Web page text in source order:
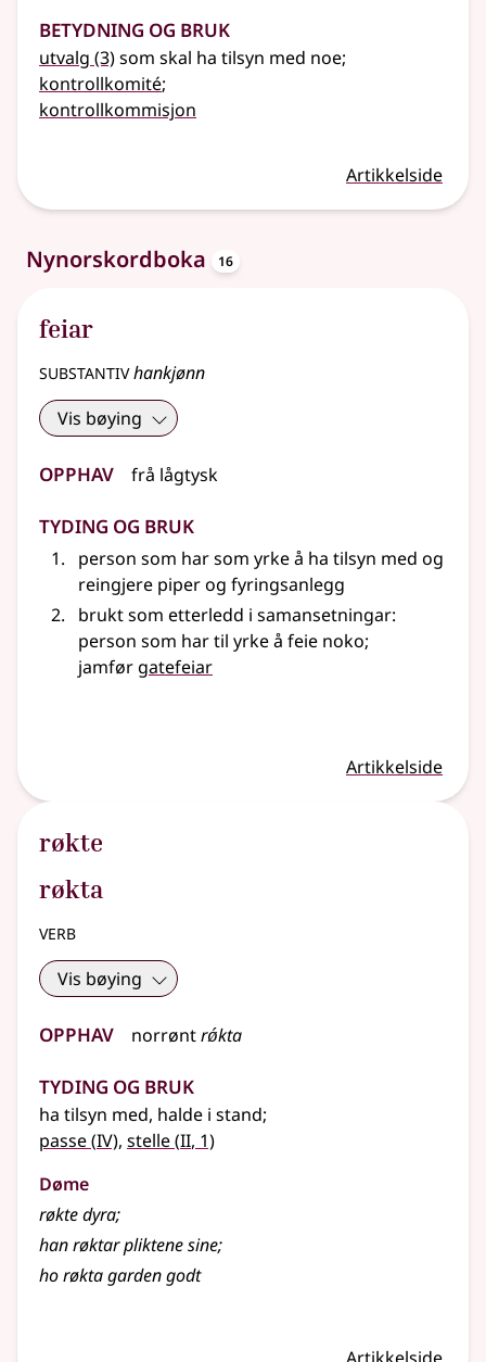
Betydning og bruk
utvalg (3)som skal ha tilsyn med noe;
kontrollkomité;
kontrollkommisjon
Artikkelside
Nynorskordboka 16
feiar
substantivhankjønn
Vis bøying
Opphav frå lågtysk
Tyding og bruk
person som har som yrke å ha tilsyn med og
reingjere piper og fyringsanlegg
brukt som etterledd i samansetningar:
person som har til yrke å feie noko;
jamfør gatefeiar
Artikkelside
røkte
røkta
verb
Vis bøying
Opphav norrøntrǿkta
Tyding og bruk
ha tilsyn med, halde i stand;
passe(4
IV), stelle(2
II, 1)
Døme
røkte dyra;
han røktar pliktene sine;
ho røkta garden godt